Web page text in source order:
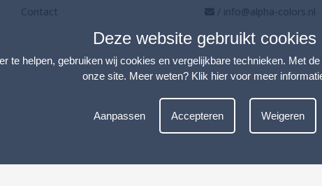
Contact
/ info@alpha-colors.nl
Deze website gebruikt cookies
te helpen, gebruiken wij cookies en vergelijkbare technieken. Met
onze site. Meer weten? Klik hier voor meer
Aanpassen Accepteren Weigeren